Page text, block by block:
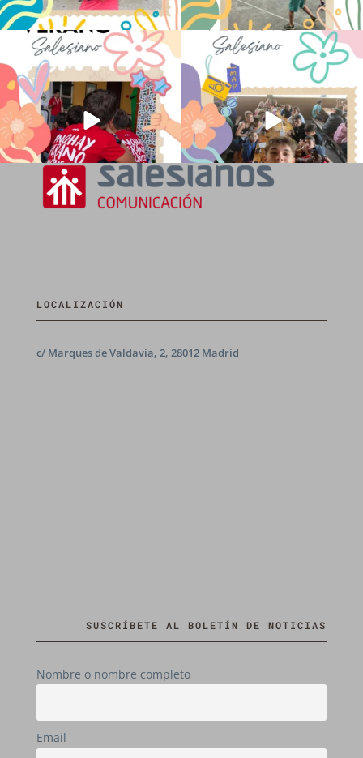
No hay verano sin que sea Salesiano ❤️
💫 en Luz 4
...
0
viviendo la alegría en el campamento
...
LOCALIZACIÓN
c/ Marques de Valdavia, 2, 28012 Madrid
SUSCRÍBETE AL BOLETÍN DE NOTICIAS
Nombre o nombre completo
Email